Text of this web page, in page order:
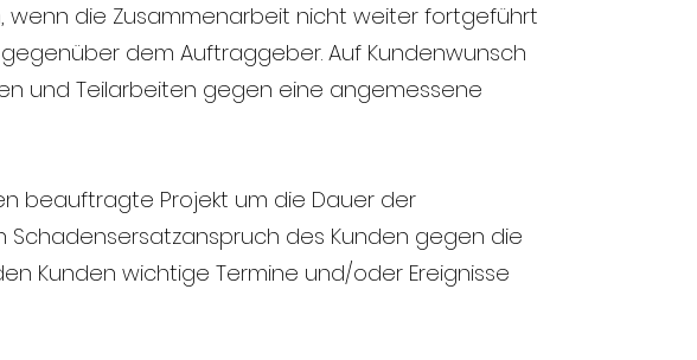
wenn die Zusammenarbeit nicht weiter fortgeführt
dem Auftraggeber. Auf Kundenwunsch
und Teilarbeiten gegen eine angemessene
beauftragte Projekt um die Dauer der
Schadensersatzanspruch des Kunden gegen die
Kunden wichtige Termine und/oder Ereignisse